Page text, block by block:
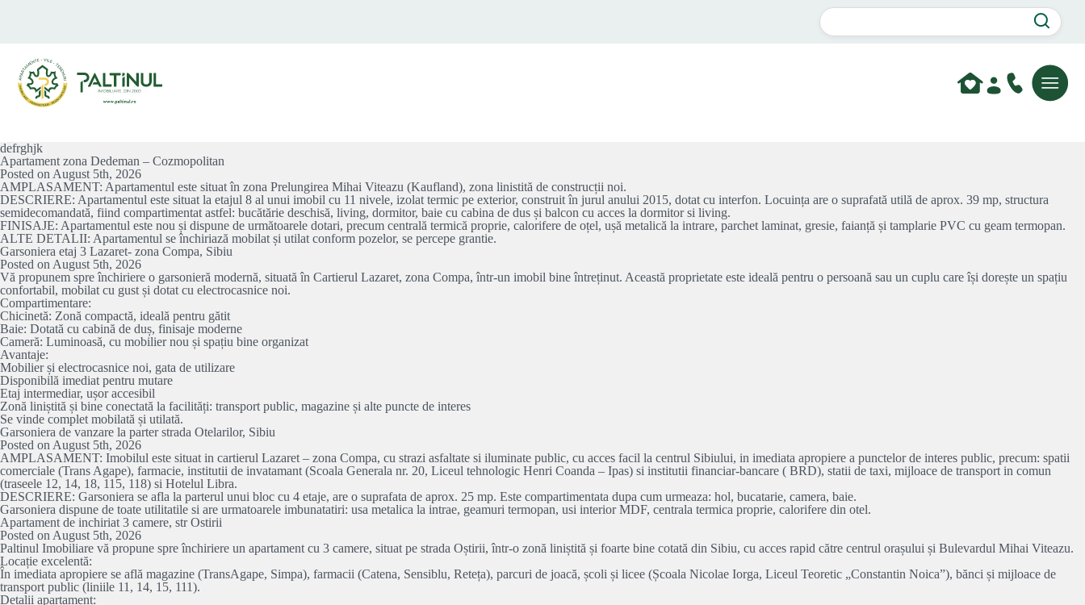
defrghjk
Apartament zona Dedeman – Cozmopolitan
Posted on August 5th, 2026
AMPLASAMENT: Apartamentul este situat în zona Prelungirea Mihai Viteazu (Kaufland), zona linistită de construcții noi.
DESCRIERE: Apartamentul este situat la etajul 8 al unui imobil cu 11 nivele, izolat termic pe exterior, construit în jurul anului 2015, dotat cu interfon. Locuința are o suprafată utilă de aprox. 39 mp, structura
semidecomandată, fiind compartimentat astfel: bucătărie deschisă, living, dormitor, baie cu cabina de dus și balcon cu acces la dormitor si living.
FINISAJE: Apartamentul este nou și dispune de următoarele dotari, precum centrală termică proprie, calorifere de oțel, ușă metalică la intrare, parchet laminat, gresie, faianță și tamplarie PVC cu geam termopan.
ALTE DETALII: Apartamentul se închiriază mobilat și utilat conform pozelor, se percepe grantie.
Garsoniera etaj 3 Lazaret- zona Compa, Sibiu
Posted on August 5th, 2026
Vă propunem spre închiriere o garsonieră modernă, situată în Cartierul Lazaret, zona Compa, într-un imobil bine întreținut. Această proprietate este ideală pentru o persoană sau un cuplu care își dorește un spațiu
confortabil, mobilat cu gust și dotat cu electrocasnice noi.
Compartimentare:
Chicinetă: Zonă compactă, ideală pentru gătit
Baie: Dotată cu cabină de duș, finisaje moderne
Cameră: Luminoasă, cu mobilier nou și spațiu bine organizat
Avantaje:
Mobilier și electrocasnice noi, gata de utilizare
Disponibilă imediat pentru mutare
Etaj intermediar, ușor accesibil
Zonă liniștită și bine conectată la facilități: transport public, magazine și alte puncte de interes
Se vinde complet mobilată și utilată.
Garsoniera de vanzare la parter strada Otelarilor, Sibiu
Posted on August 5th, 2026
AMPLASAMENT: Imobilul este situat in cartierul Lazaret – zona Compa, cu strazi asfaltate si iluminate public, cu acces facil la centrul Sibiului, in imediata apropiere a punctelor de interes public, precum: spatii
comerciale (Trans Agape), farmacie, institutii de invatamant (Scoala Generala nr. 20, Liceul tehnologic Henri Coanda – Ipas) si institutii financiar-bancare ( BRD), statii de taxi, mijloace de transport in comun
(traseele 12, 14, 18, 115, 118) si Hotelul Libra.
DESCRIERE: Garsoniera se afla la parterul unui bloc cu 4 etaje, are o suprafata de aprox. 25 mp. Este compartimentata dupa cum urmeaza: hol, bucatarie, camera, baie.
Garsoniera dispune de toate utilitatile si are urmatoarele imbunatatiri: usa metalica la intrae, geamuri termopan, usi interior MDF, centrala termica proprie, calorifere din otel.
Apartament de inchiriat 3 camere, str Ostirii
Posted on August 5th, 2026
Paltinul Imobiliare vă propune spre închiriere un apartament cu 3 camere, situat pe strada Oștirii, într-o zonă liniștită și foarte bine cotată din Sibiu, cu acces rapid către centrul orașului și Bulevardul Mihai Viteazu.
Locație excelentă:
În imediata apropiere se află magazine (TransAgape, Simpa), farmacii (Catena, Sensiblu, Reteța), parcuri de joacă, școli și licee (Școala Nicolae Iorga, Liceul Teoretic „Constantin Noica”), bănci și mijloace de
transport public (liniile 11, 14, 15, 111).
Detalii apartament: